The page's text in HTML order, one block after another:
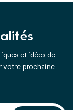
et idées de
votre prochaine